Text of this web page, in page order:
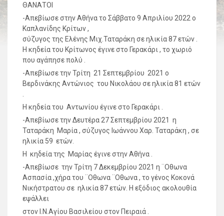
ΘΑΝΑΤΟΙ
-Απεβίωσε στην Αθήνα το Σάββατο 9 Απριλίου 2022 ο
Καπλανίδης Κρίτων ,
σύζυγος της Ελένης Μιχ.Ταταράκη σε ηλικία 87 ετών .
Η κηδεία του Κρίτωνος έγινε στο Γερακάρι , το χωριό
που αγάπησε πολύ .
-Απεβίωσε την Τρίτη 21 Σεπτεμβρίου 2021 ο
Βερδινάκης Αντώνιος του Νικολάου σε ηλικία 81 ετών
Η κηδεία του Αντωνίου έγινε στο Γερακάρι .
-Απεβίωσε την Δευτέρα 27 Σεπτεμβρίου 2021 η
Ταταράκη Μαρία , σύζυγος Ιωάννου Χαρ. Ταταράκη , σε
ηλικία 59 ετών.
Η κηδεία της Μαρίας έγινε στην Αθήνα .
-Απεβίωσε την Τρίτη 7 Δεκεμβρίου 2021 η ¨Οθωνα
Ασπασία ,χήρα του ¨Οθωνα ¨Οθωνα , το γένος Κοκονά
Νικήστρατου σε ηλικία 87 ετών. Η εξόδιος ακολουθία
εψάλλει
στον Ι.Ν.Αγίου Βασιλείου στον Πειραιά .